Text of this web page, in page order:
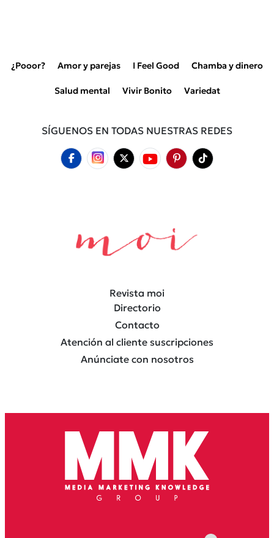
¿Pooor? Amor y parejas I Feel Good Chamba y dinero
Salud mental Vivir Bonito Variedat
SÍGUENOS EN TODAS NUESTRAS REDES
Revista moi
Directorio
Contacto
Atención al cliente suscripciones
Anúnciate con nosotros